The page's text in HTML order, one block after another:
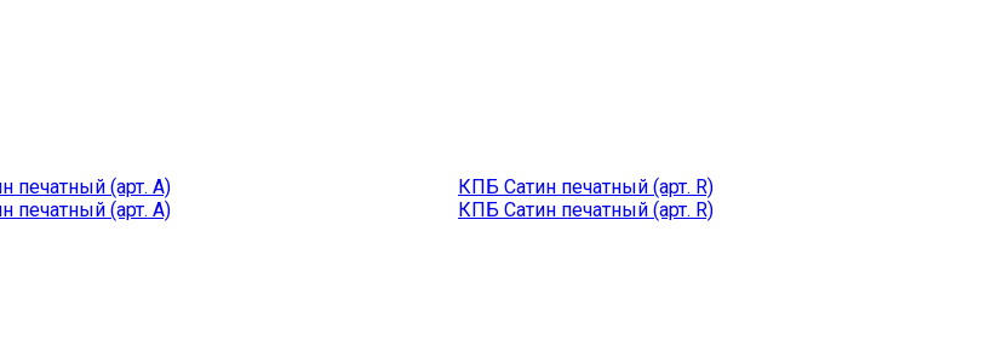
печатный (арт. A)
КПБ Сатин печатный (арт. R)
печатный (арт. A)
КПБ Сатин печатный (арт. R)